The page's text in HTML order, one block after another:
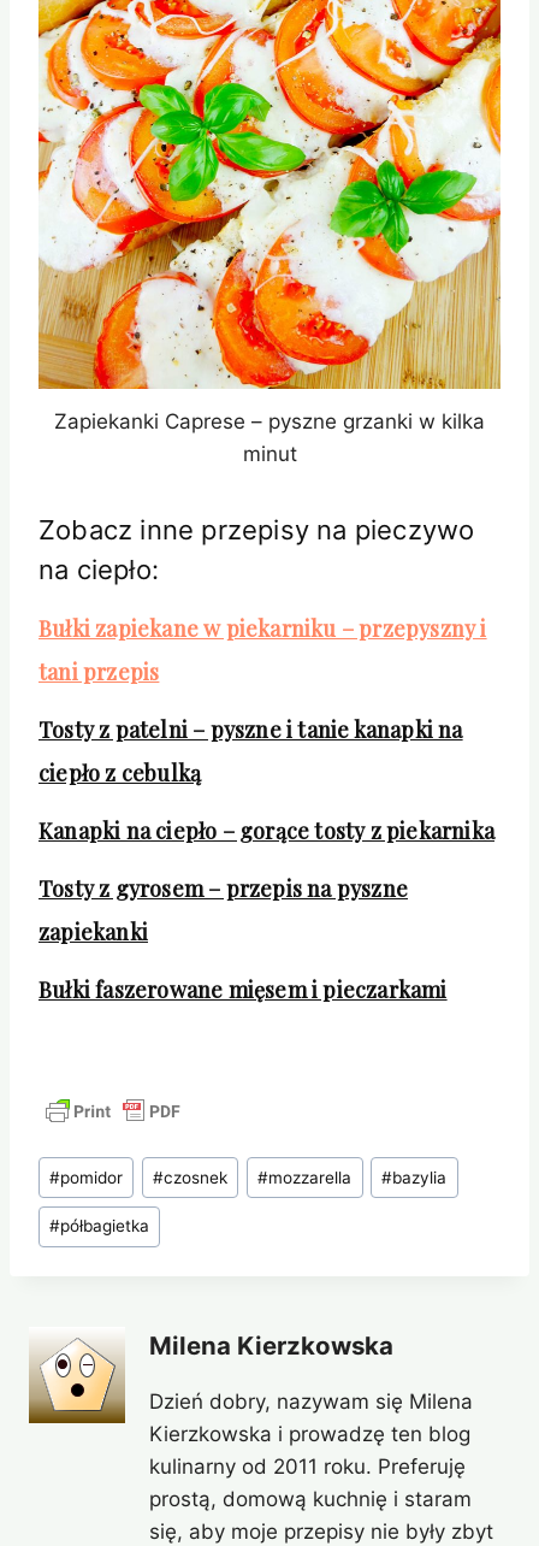
Zapiekanki Caprese – pyszne grzanki w kilka
minut
Zobacz inne przepisy na pieczywo
na ciepło:
Bułki zapiekane w piekarniku – przepyszny i
tani przepis
Tosty z patelni – pyszne i tanie kanapki na
ciepło z cebulką
Kanapki na ciepło – gorące tosty z piekarnika
Tosty z gyrosem – przepis na pyszne
zapiekanki
Bułki faszerowane mięsem i pieczarkami
Tagi
wpisu:
#pomidor #czosnek #mozzarella #bazylia
#półbagietka
Milena Kierzkowska
Dzień dobry, nazywam się Milena
Kierzkowska i prowadzę ten blog
kulinarny od 2011 roku. Preferuję
prostą, domową kuchnię i staram
się, aby moje przepisy nie były zbyt